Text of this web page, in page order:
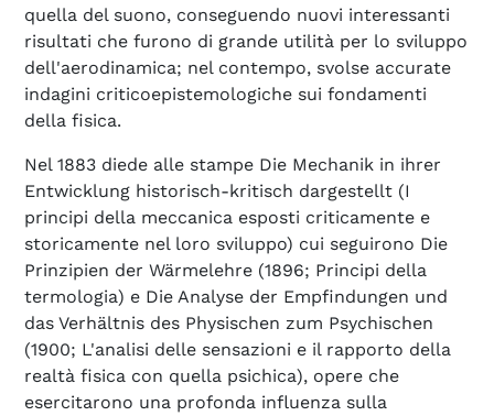
quella del suono, conseguendo nuovi interessanti
risultati che furono di grande utilità per lo sviluppo
dell'aerodinamica; nel contempo, svolse accurate
indagini criticoepistemologiche sui fondamenti
della fisica.
Nel 1883 diede alle stampe Die Mechanik in ihrer
Entwicklung historisch-kritisch dargestellt (I
principi della meccanica esposti criticamente e
storicamente nel loro sviluppo) cui seguirono Die
Prinzipien der Wärmelehre (1896; Principi della
termologia) e Die Analyse der Empfindungen und
das Verhältnis des Physischen zum Psychischen
(1900; L'analisi delle sensazioni e il rapporto della
realtà fisica con quella psichica), opere che
esercitarono una profonda influenza sulla